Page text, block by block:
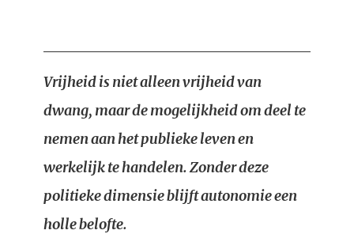
Vrijheid is niet alleen vrijheid van
dwang, maar de mogelijkheid om deel te
nemen aan het publieke leven en
werkelijk te handelen. Zonder deze
politieke dimensie blijft autonomie een
holle belofte.